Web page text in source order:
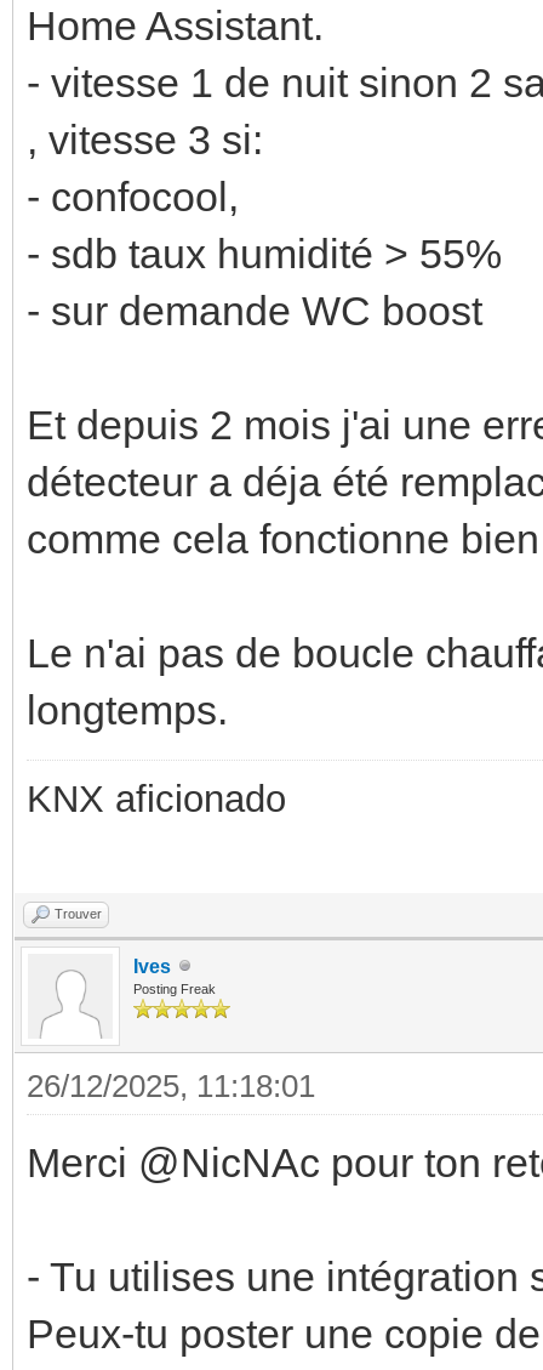
Home Assistant.
- vitesse 1 de nuit sinon 2
, vitesse 3 si:
- confocool,
- sdb taux humidité > 55%
- sur demande WC boost
Et depuis 2 mois j'ai une
détecteur a déja été
comme cela fonctionne
Le n'ai pas de boucle
longtemps.
KNX aficionado
Trouver
Ives
Posting Freak
26/12/2025, 11:18:01
Merci @NicNAc pour ton
- Tu utilises une intégration
Peux-tu poster une copie